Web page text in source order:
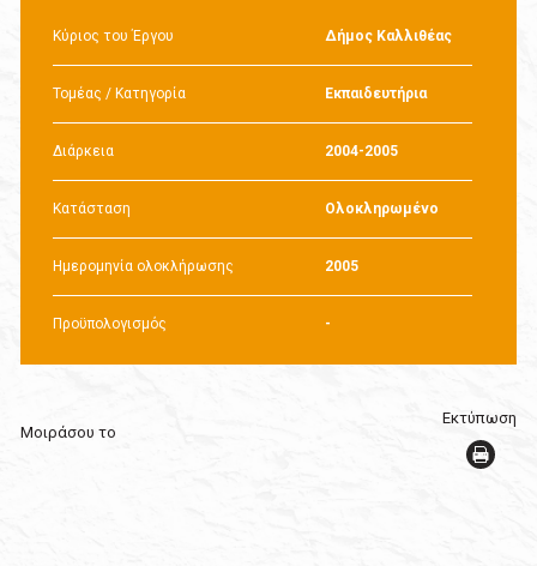
Κύριος του Έργου Δήμος Καλλιθέας
Τομέας / Κατηγορία Εκπαιδευτήρια
Διάρκεια 2004-2005
Κατάσταση Ολοκληρωμένο
Ημερομηνία ολοκλήρωσης 2005
Προϋπολογισμός -
Μοιράσου το
Εκτύπωση